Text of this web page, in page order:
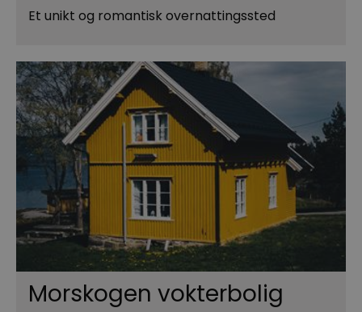
Et unikt og romantisk overnattingssted
Morskogen vokterbolig